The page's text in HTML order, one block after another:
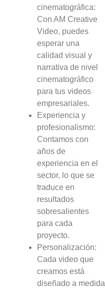
cinematográfica:
Con AM Creative
Video, puedes
esperar una
calidad visual y
narrativa de nivel
cinematográfico
para tus videos
empresariales.
Experiencia y
profesionalismo:
Contamos con
años de
experiencia en el
sector, lo que se
traduce en
resultados
sobresalientes
para cada
proyecto.
Personalización:
Cada video que
creamos está
diseñado a medida